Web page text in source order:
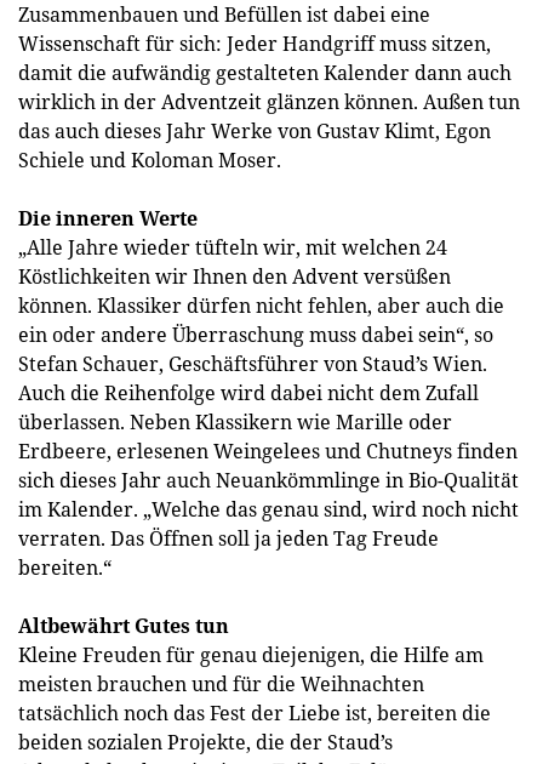
Zusammenbauen und Befüllen ist dabei eine
Wissenschaft für sich: Jeder Handgriff muss sitzen,
damit die aufwändig gestalteten Kalender dann auch
wirklich in der Adventzeit glänzen können. Außen tun
das auch dieses Jahr Werke von Gustav Klimt, Egon
Schiele und Koloman Moser.
Die inneren Werte
„Alle Jahre wieder tüfteln wir, mit welchen 24
Köstlichkeiten wir Ihnen den Advent versüßen
können. Klassiker dürfen nicht fehlen, aber auch die
ein oder andere Überraschung muss dabei sein“, so
Stefan Schauer, Geschäftsführer von Staud’s Wien.
Auch die Reihenfolge wird dabei nicht dem Zufall
überlassen. Neben Klassikern wie Marille oder
Erdbeere, erlesenen Weingelees und Chutneys finden
sich dieses Jahr auch Neuankömmlinge in Bio-Qualität
im Kalender. „Welche das genau sind, wird noch nicht
verraten. Das Öffnen soll ja jeden Tag Freude
bereiten.“
Altbewährt Gutes tun
Kleine Freuden für genau diejenigen, die Hilfe am
meisten brauchen und für die Weihnachten
tatsächlich noch das Fest der Liebe ist, bereiten die
beiden sozialen Projekte, die der Staud’s